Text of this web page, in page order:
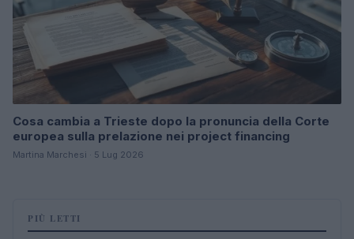
Cosa cambia a Trieste dopo la pronuncia della Corte
europea sulla prelazione nei project financing
Martina Marchesi · 5 Lug 2026
PIÙ LETTI